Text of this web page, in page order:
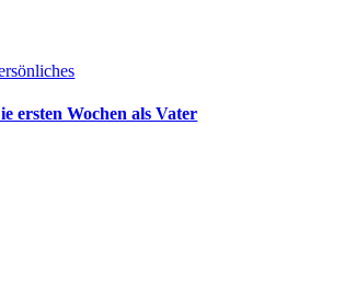
ersten Wochen als Vater